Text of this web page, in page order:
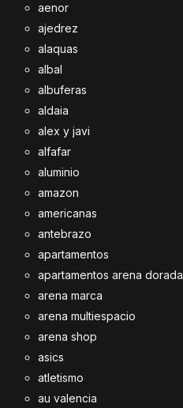
aenor
ajedrez
alaquas
albal
albuferas
aldaia
alex y javi
alfafar
aluminio
amazon
americanas
antebrazo
apartamentos
apartamentos arena dorada
arena marca
arena multiespacio
arena shop
asics
atletismo
au valencia